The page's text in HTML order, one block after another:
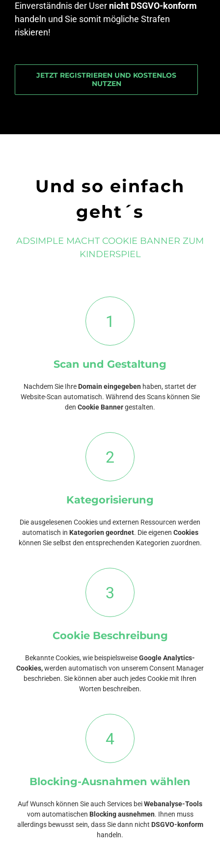
Einverständnis der User nicht DSGVO-konform
handeln und Sie somit mögliche Strafen
riskieren!
JETZT REGISTRIEREN UND KOSTENLOS
NUTZEN
Und so einfach
geht´s
ADSIMPLE MACHT COOKIE BANNER ZUM
KINDERSPIEL
1
Scan und Gestaltung
Nachdem Sie Ihre Domain eingegeben haben, startet der
Website-Scan automatisch. Während des Scans können Sie
den Cookie Bannergestalten.
2
Kategorisierung
Die ausgelesenen Cookies und externen Ressourcen werden
automatisch in Kategorien geordnet. Die eigenen Cookies
können Sie selbst den entsprechenden Kategorien zuordnen.
3
Cookie Beschreibung
Bekannte Cookies, wie beispielsweiseGoogle Analytics-
Cookies,werden automatisch von unserem Consent Manager
beschrieben. Sie können aber auch jedes Cookie mit Ihren
Worten beschreiben.
4
Blocking-Ausnahmen wählen
Auf Wunsch können Sie auch Services beiWebanalyse-Tools
vom automatischen Blocking ausnehmen. Ihnen muss
allerdings bewusst sein, dass Sie dann nicht DSGVO-konform
handeln.